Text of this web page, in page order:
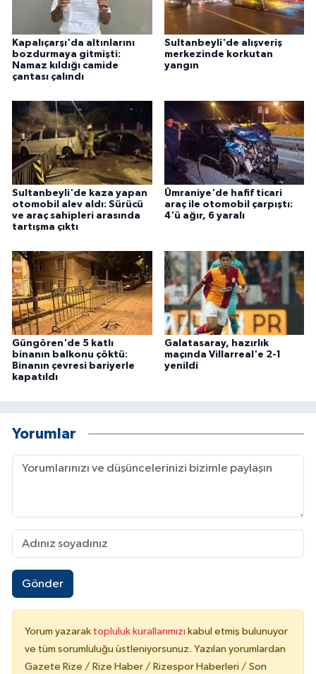
Kapalıçarşı'da altınlarını
bozdurmaya gitmişti:
Namaz kıldığı camide
çantası çalındı
Sultanbeyli'de alışveriş
merkezinde korkutan
yangın
Sultanbeyli'de kaza yapan
otomobil alev aldı: Sürücü
ve araç sahipleri arasında
tartışma çıktı
Ümraniye'de hafif ticari
araç ile otomobil çarpıştı:
4'ü ağır, 6 yaralı
Güngören'de 5 katlı
binanın balkonu çöktü:
Binanın çevresi bariyerle
kapatıldı
Galatasaray, hazırlık
maçında Villarreal'e 2-1
yenildi
Yorumlar
Gönder
Yorum yazarak topluluk kurallarımızı kabul etmiş bulunuyor
ve tüm sorumluluğu üstleniyorsunuz. Yazılan yorumlardan
Gazete Rize / Rize Haber / Rizespor Haberleri / Son